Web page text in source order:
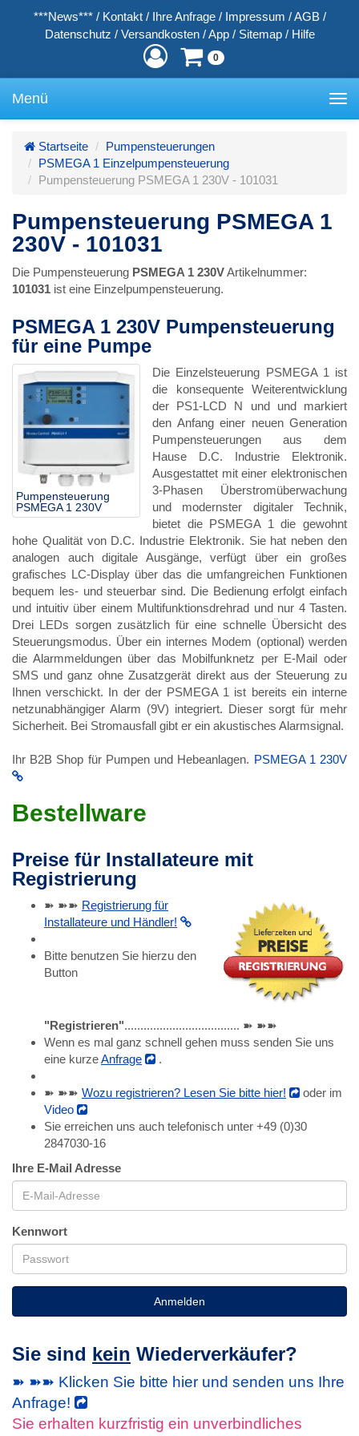
***News*** / Kontakt / Ihre Anfrage / Impressum / AGB /
Datenschutz / Versandkosten / App / Sitemap / Hilfe
0
Menü
Startseite
Pumpensteuerungen
PSMEGA 1 Einzelpumpensteuerung
Pumpensteuerung PSMEGA 1 230V - 101031
Pumpensteuerung PSMEGA 1
230V - 101031
Die Pumpensteuerung PSMEGA 1 230VArtikelnummer:
101031 ist eine Einzelpumpensteuerung.
PSMEGA 1 230V Pumpensteuerung
für eine Pumpe
Pumpensteuerung
PSMEGA 1 230V
Die Einzelsteuerung PSMEGA 1 ist
die konsequente Weiterentwicklung
der PS1-LCD N und und markiert
den Anfang einer neuen Generation
Pumpensteuerungen aus dem
Hause D.C. Industrie Elektronik.
Ausgestattet mit einer elektronischen
3-Phasen Überstromüberwachung
und modernster digitaler Technik,
bietet die PSMEGA 1 die gewohnt
hohe Qualität von D.C. Industrie Elektronik. Sie hat neben den
analogen auch digitale Ausgänge, verfügt über ein großes
grafisches LC-Display über das die umfangreichen Funktionen
bequem les- und steuerbar sind. Die Bedienung erfolgt einfach
und intuitiv über einem Multifunktionsdrehrad und nur 4 Tasten.
Drei LEDs sorgen zusätzlich für eine schnelle Übersicht des
Steuerungsmodus. Über ein internes Modem (optional) werden
die Alarmmeldungen über das Mobilfunknetz per E-Mail oder
SMS und ganz ohne Zusatzgerät direkt aus der Steuerung zu
Ihnen verschickt. In der der PSMEGA 1 ist bereits ein interne
netzunabhängiger Alarm (9V) integriert. Dieser sorgt für mehr
Sicherheit. Bei Stromausfall gibt er ein akustisches Alarmsignal.
Ihr B2B Shop für Pumpen und Hebeanlagen. PSMEGA 1 230V
Bestellware
Preise für Installateure mit
Registrierung
➽ ➽➽ Registrierung für
Installateure und Händler!
Bitte benutzen Sie hierzu den
Button
"Registrieren".................................... ➽ ➽➽
Wenn es mal ganz schnell gehen muss senden Sie uns
eine kurzeAnfrage .
➽ ➽➽ Wozu registrieren? Lesen Sie bitte hier!
oder im
Video
Sie erreichen uns auch telefonisch unter +49 (0)30
2847030-16
Ihre E-Mail Adresse
Kennwort
Anmelden
Sie sind kein Wiederverkäufer?
➽ ➽➽ Klicken Sie bitte hier und senden uns Ihre
Anfrage!
Sie erhalten kurzfristig ein unverbindliches